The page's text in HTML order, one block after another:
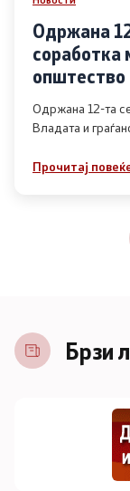
Одржана
соработка
општество
Одржана 12-та
Владата и
Прочитај
Брзи